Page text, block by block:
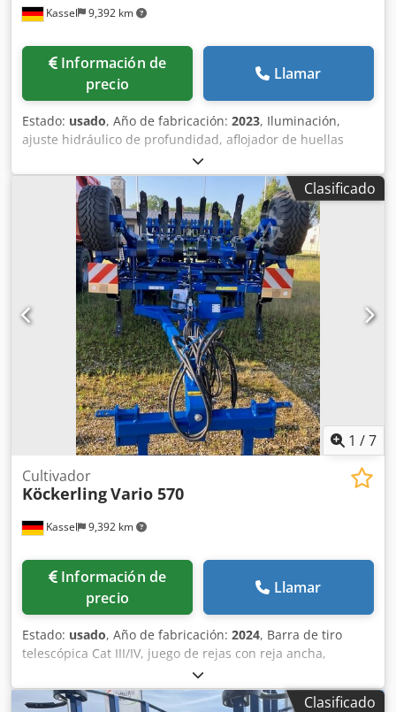
Kassel 9,392 km
Información de
precio
Llamar
Estado: usado, Año de fabricación: 2023, Iluminación,
ajuste hidráulico de profundidad, aflojador de huellas
hidráulico / tablero nivelador frontal hidráulico Herkulesz
Plus + rodillo de doble resorte DSTS 111 mm / juego de
rejas HM de pata de ganso, freno neumático, rastra
trasera, rodillo DSTS 111 mm / Codpsrxuqtefx Ahzoha
Clasificado
1 /7
Kassel 9,392 km
Cultivador
KöckerlingVario 570
Información de
precio
Llamar
Estado: usado, Año de fabricación: 2024, Barra de tiro
telescópica Cat III/IV, juego de rejas con reja ancha,
alisador con púas de nivelación, freno neumático, rastra
trasera DSTS, rodillo, sistema de iluminación.
Clasificado